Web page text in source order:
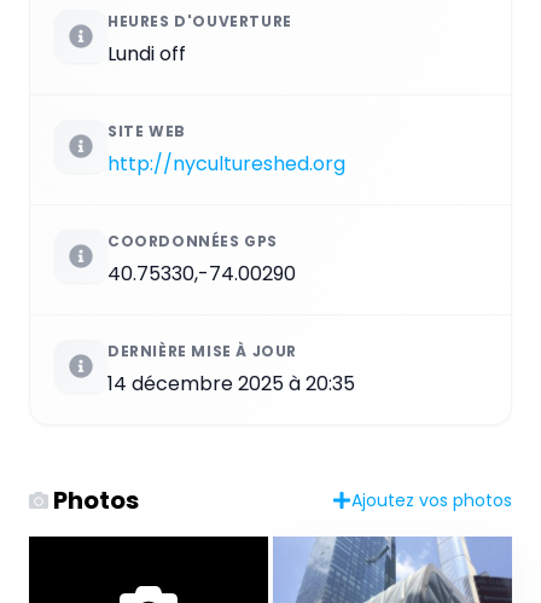
HEURES D'OUVERTURE
Lundi off
SITE WEB
http://nycultureshed.org
COORDONNÉES GPS
40.75330,-74.00290
DERNIÈRE MISE À JOUR
14 décembre 2025 à 20:35
Photos Ajoutez vos photos